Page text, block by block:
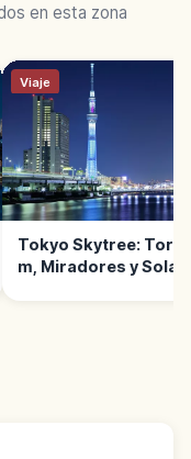
en esta zona
Viaje
Tokyo Skytree:
m, Miradores y